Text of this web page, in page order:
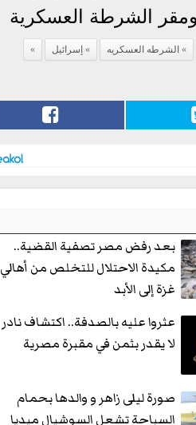
الشرطة العسكرية
الشرطه العسكريه إسرائيل
بعد رفض مصر تصفية القضية..
مكيدة الاحتلال للتخلص من أهالي
غزة إلى الأبد
عثروا عليه بالصدفة.. اكتشاف نادر
لا يقدر بثمن في مقبرة مصرية
صورة ليلى زاهر و والدها بحمام
السباحة تشعل السوشيال ميديا